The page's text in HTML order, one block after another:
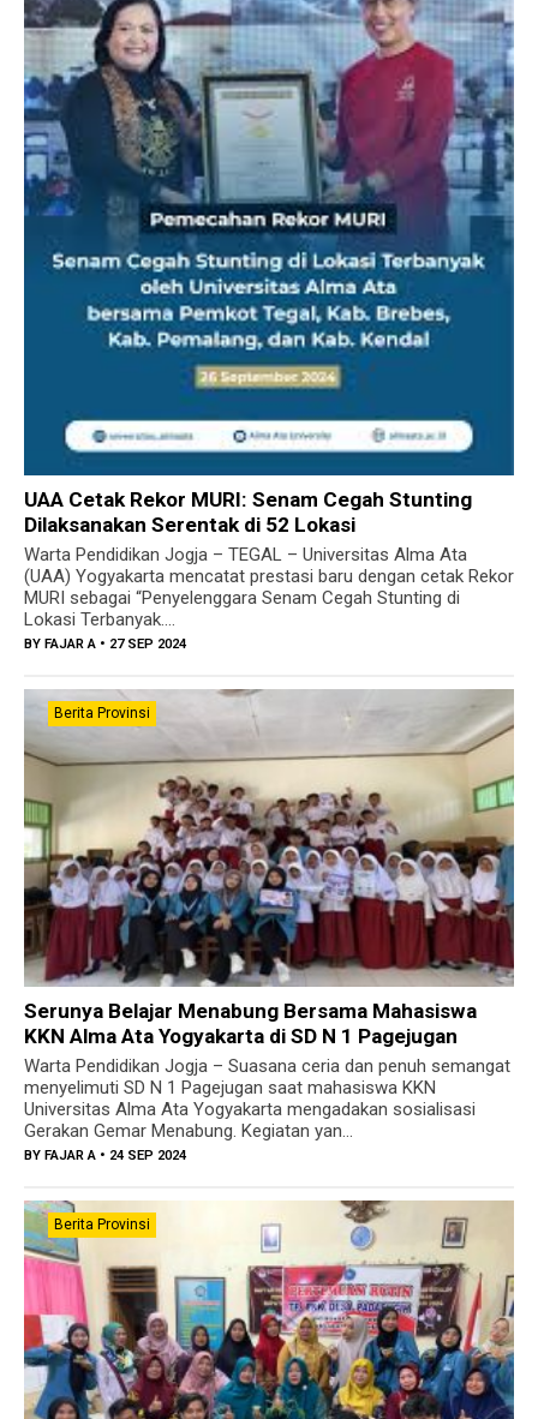
UAA Cetak Rekor MURI: Senam Cegah Stunting
Dilaksanakan Serentak di 52 Lokasi
Warta Pendidikan Jogja – TEGAL – Universitas Alma Ata
(UAA) Yogyakarta mencatat prestasi baru dengan cetak Rekor
MURI sebagai “Penyelenggara Senam Cegah Stunting di
Lokasi Terbanyak....
BY FAJAR A • 27 SEP 2024
Berita Provinsi
Serunya Belajar Menabung Bersama Mahasiswa
KKN Alma Ata Yogyakarta di SD N 1 Pagejugan
Warta Pendidikan Jogja – Suasana ceria dan penuh semangat
menyelimuti SD N 1 Pagejugan saat mahasiswa KKN
Universitas Alma Ata Yogyakarta mengadakan sosialisasi
Gerakan Gemar Menabung. Kegiatan yan...
BY FAJAR A • 24 SEP 2024
Berita Provinsi